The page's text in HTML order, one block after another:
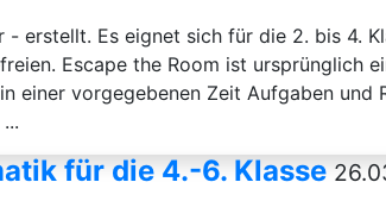
erstellt. Es eignet sich für die 2. bis 4.
Escape the Room ist ursprünglich
einer vorgegebenen Zeit Aufgaben und
für die 4.-6. Klasse